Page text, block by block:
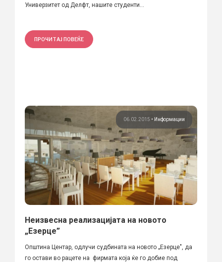
Универзитет од Делфт, нашите студенти...
ПРОЧИТАЈ ПОВЕЌЕ
06.02.2015 • Информации
Неизвесна реализацијата на новото
„Езерце”
Општина Центар, одлучи судбината на новото „Езерце", да
го остави во рацете на фирмата која ќе го добие под